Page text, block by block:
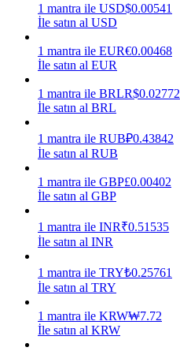
Kazan
Power Piggy
1 mantra ile USD$0.00541
İle satın al USD
1 mantra ile EUR€0.00468
İle satın al EUR
1 mantra ile BRLR$0.02772
İle satın al BRL
1 mantra ile RUB₽0.43842
İle satın al RUB
1 mantra ile GBP£0.00402
İle satın al GBP
1 mantra ile INR₹0.51535
İle satın al INR
1 mantra ile TRY₺0.25761
İle satın al TRY
1 mantra ile KRW₩7.72
İle satın al KRW